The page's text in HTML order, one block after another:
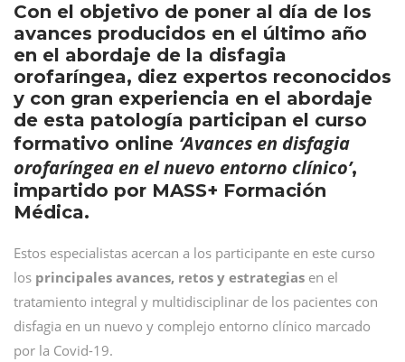
Con el objetivo de poner al día de los
avances producidos en el último año
en el abordaje de la disfagia
orofaríngea, diez expertos reconocidos
y con gran experiencia en el abordaje
de esta patología participan el curso
formativo online ‘Avances en disfagia
orofaríngea en el nuevo entorno clínico’,
impartido por MASS+ Formación
Médica.
Estos especialistas acercan a los participante en este curso
los principales avances, retos y estrategias en el
tratamiento integral y multidisciplinar de los pacientes con
disfagia en un nuevo y complejo entorno clínico marcado
por la Covid-19.